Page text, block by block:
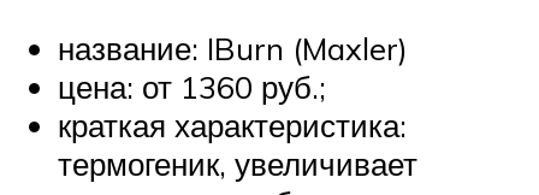
название: IBurn (Maxler)
цена: от 1360 руб.;
краткая характеристика:
термогеник, увеличивает